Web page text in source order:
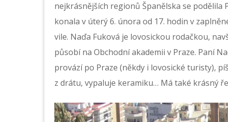
nejkrásnějších regionů Španělska se podělila
konala v úterý 6. února od 17. hodin v
vile. Naďa Fuková je lovosickou rodačkou,
působí na Obchodní akademii v Praze. Paní
provází po Praze (někdy i lovosické turisty),
z drátu, vypaluje keramiku… Má také krásný